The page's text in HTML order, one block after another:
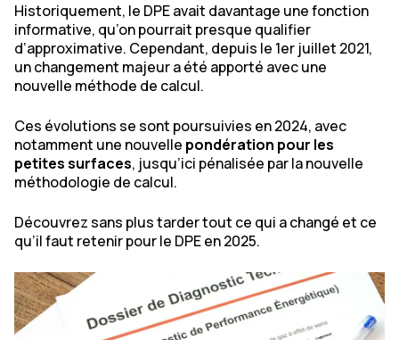
Historiquement, le DPE avait davantage une fonction
informative, qu’on pourrait presque qualifier
d’approximative. Cependant, depuis le 1er juillet 2021,
un changement majeur a été apporté avec une
nouvelle méthode de calcul.
Ces évolutions se sont poursuivies en 2024, avec
notamment une nouvelle pondération pour les
petites surfaces, jusqu’ici pénalisée par la nouvelle
méthodologie de calcul.
Découvrez sans plus tarder tout ce qui a changé et ce
qu’il faut retenir pour le DPE en 2025.